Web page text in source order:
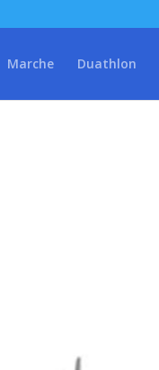
Marche Duathlon